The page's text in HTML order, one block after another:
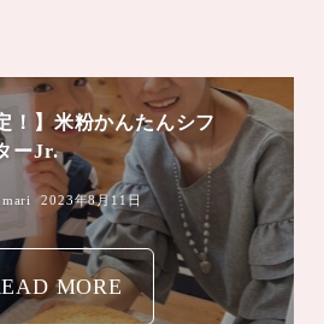
！】米粉かんたんシフ
ーJr.
mari 2023年8月11日
MORE